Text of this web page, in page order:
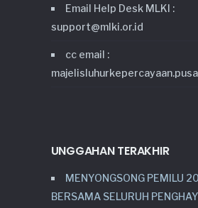
Email Help Desk MLKI :
support@mlki.or.id
cc email :
UNGGAHAN TERAKHIR
MENYONGSONG PEMILU
BERSAMA SELURUH